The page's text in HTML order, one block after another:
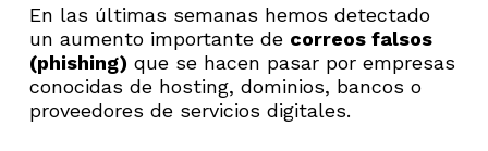
En las últimas semanas hemos detectado
un aumento importante de correos falsos
(phishing) que se hacen pasar por empresas
conocidas de hosting, dominios, bancos o
proveedores de servicios digitales.